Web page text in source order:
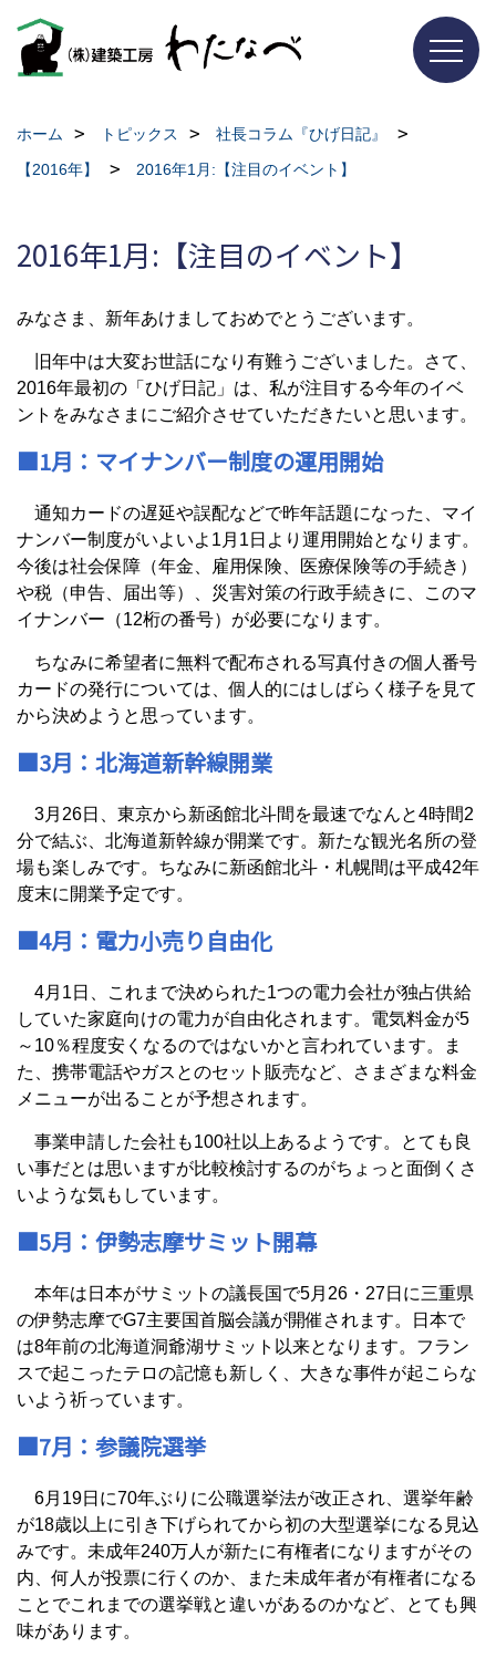
ホーム トピックス
社長コラム『ひげ日記』
【2016年】
2016年1月:【注目のイベント】
2016年1月:【注目のイベント】
みなさま、新年あけましておめでとうございます。
旧年中は大変お世話になり有難うございました。さて、
2016年最初の「ひげ日記」は、私が注目する今年のイベ
ントをみなさまにご紹介させていただきたいと思います。
■1月：マイナンバー制度の運用開始
通知カードの遅延や誤配などで昨年話題になった、マイ
ナンバー制度がいよいよ1月1日より運用開始となります。
今後は社会保障（年金、雇用保険、医療保険等の手続き）
や税（申告、届出等）、災害対策の行政手続きに、このマ
イナンバー（12桁の番号）が必要になります。
ちなみに希望者に無料で配布される写真付きの個人番号
カードの発行については、個人的にはしばらく様子を見て
から決めようと思っています。
■3月：北海道新幹線開業
3月26日、東京から新函館北斗間を最速でなんと4時間2
分で結ぶ、北海道新幹線が開業です。新たな観光名所の登
場も楽しみです。ちなみに新函館北斗・札幌間は平成42年
度末に開業予定です。
■4月：電力小売り自由化
4月1日、これまで決められた1つの電力会社が独占供給
していた家庭向けの電力が自由化されます。電気料金が5
～10％程度安くなるのではないかと言われています。ま
た、携帯電話やガスとのセット販売など、さまざまな料金
メニューが出ることが予想されます。
事業申請した会社も100社以上あるようです。とても良
い事だとは思いますが比較検討するのがちょっと面倒くさ
いような気もしています。
■5月：伊勢志摩サミット開幕
本年は日本がサミットの議長国で5月26・27日に三重県
の伊勢志摩でG7主要国首脳会議が開催されます。日本で
は8年前の北海道洞爺湖サミット以来となります。フラン
スで起こったテロの記憶も新しく、大きな事件が起こらな
いよう祈っています。
■7月：参議院選挙
6月19日に70年ぶりに公職選挙法が改正され、選挙年齢
が18歳以上に引き下げられてから初の大型選挙になる見込
みです。未成年240万人が新たに有権者になりますがその
内、何人が投票に行くのか、また未成年者が有権者になる
ことでこれまでの選挙戦と違いがあるのかなど、とても興
味があります。